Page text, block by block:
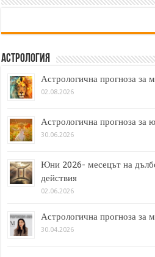
Астрология
Астрологична прогноза за
02.08.2026
Астрологична прогноза за
30.06.2026
Юни 2026- месецът на
действия
02.06.2026
Астрологична прогноза за
30.04.2026